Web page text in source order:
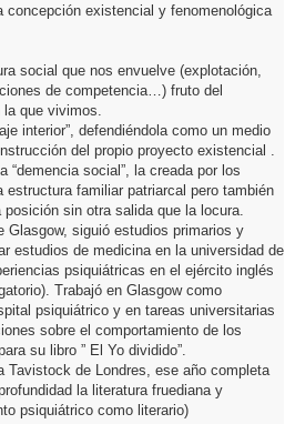
concepción existencial y fenomenológica
social que nos envuelve (explotación,
de competencia…) fruto del
que vivimos.
interior”, defendiéndola como un medio
del propio proyecto existencial .
“demencia social”, la creada por los
familiar patriarcal pero también
sin otra salida que la locura.
Glasgow, siguió estudios primarios y
estudios de medicina en la universidad de
psiquiátricas en el ejército inglés
Trabajó en Glasgow como
psiquiátrico y en tareas universitarias
sobre el comportamiento de los
su libro ” El Yo dividido”.
Tavistock de Londres, ese año completa
la literatura fruediana y
psiquiátrico como literario)